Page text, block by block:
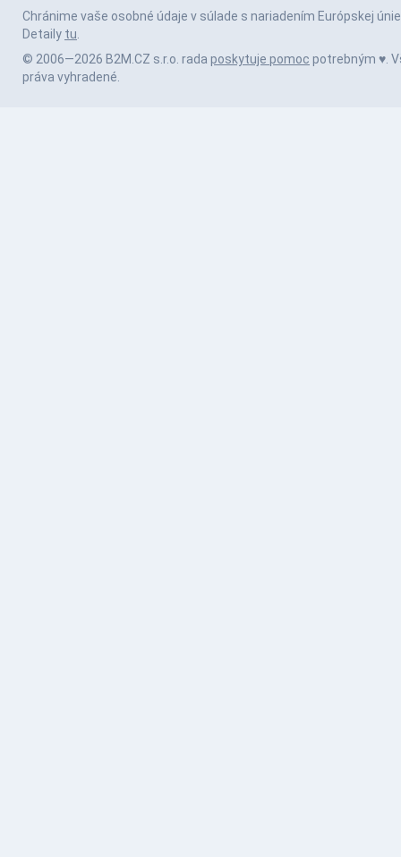
Chránime vaše osobné údaje v súlade s nariadením Európskej únie
Detaily tu.
© 2006—2026 B2M.CZ s.r.o. rada poskytuje pomoc potrebným ♥️.
práva vyhradené.